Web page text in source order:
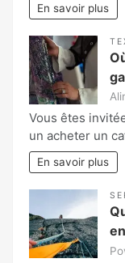
En savoir plus
Vous êtes
un acheter un
En savoir plus